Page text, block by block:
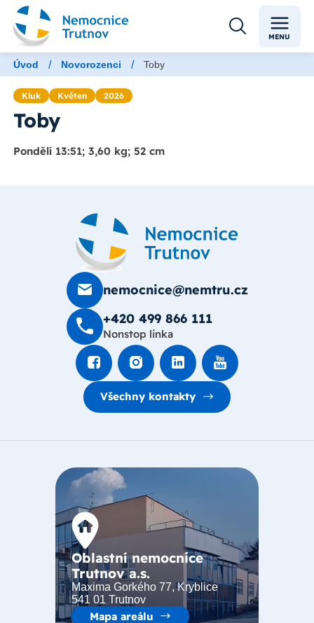
MENU
Úvod / Novorozenci / Toby
Kluk Květen 2026
Toby
Pondělí 13:51; 3,60 kg; 52 cm
nemocnice@nemtru.cz
+420 499 8­66 111
Nonstop linka
Všechny kontakty
Oblastní nemocnice
Trutnov a.s.
Maxima Gorkého 77, Kryblice
541 01 Trutnov
Mapa areálu